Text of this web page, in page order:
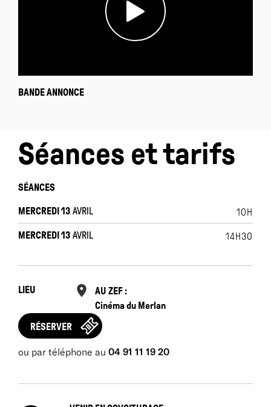
BANDE ANNONCE
Séances et tarifs
SÉANCES
MERCREDI 13 AVRIL 10H
MERCREDI 13 AVRIL 14H30
LIEU
AU ZEF :
Cinéma du Merlan
RÉSERVER
ou par téléphone au 04 91 11 19 20